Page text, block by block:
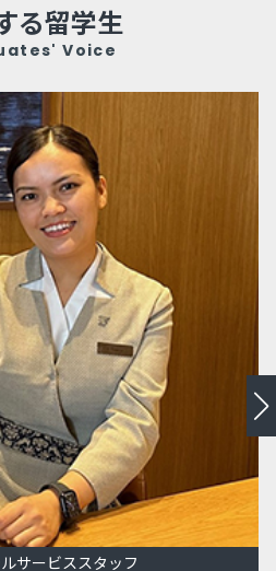
る留学生
Voice
サービススタッフ